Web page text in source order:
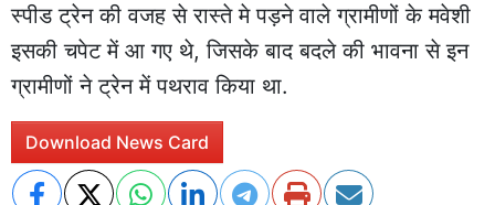
स्पीड ट्रेन की वजह से रास्ते मे पड़ने वाले ग्रामीणों के मवेशी
इसकी चपेट में आ गए थे, जिसके बाद बदले की भावना से इन
ग्रामीणों ने ट्रेन में पथराव किया था.
Download News Card